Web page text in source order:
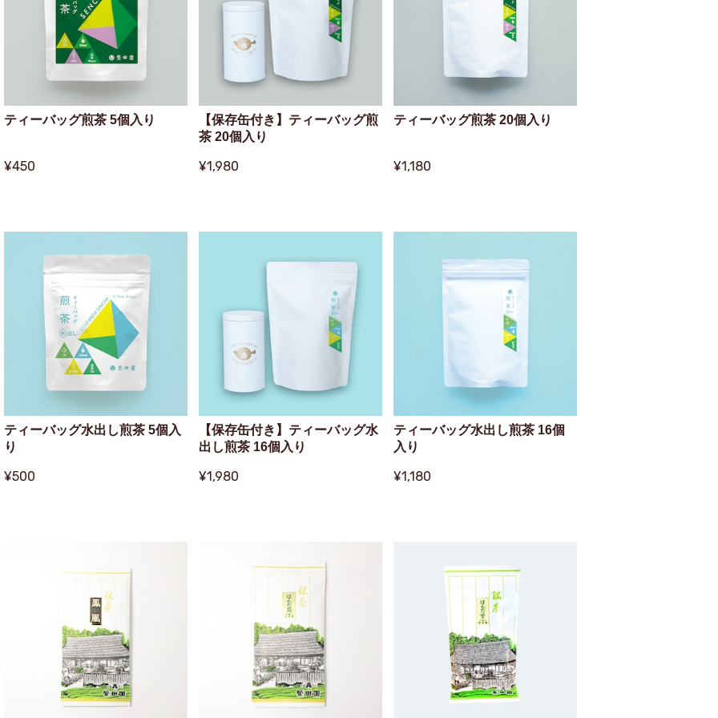
ティーバッグ煎茶 5個入り
¥450
【保存缶付き】ティーバッグ煎
茶 20個入り
¥1,980
ティーバッグ煎茶 20個入り
¥1,180
ティーバッグ水出し煎茶 5個入
り
¥500
【保存缶付き】ティーバッグ水
出し煎茶 16個入り
¥1,980
ティーバッグ水出し煎茶 16個
入り
¥1,180